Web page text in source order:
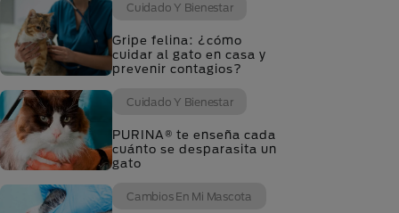
Cuidado Y Bienestar
Gripe felina: ¿cómo
cuidar al gato en casa y
prevenir contagios?
Cuidado Y Bienestar
PURINA® te enseña cada
cuánto se desparasita un
gato
Cambios En Mi Mascota